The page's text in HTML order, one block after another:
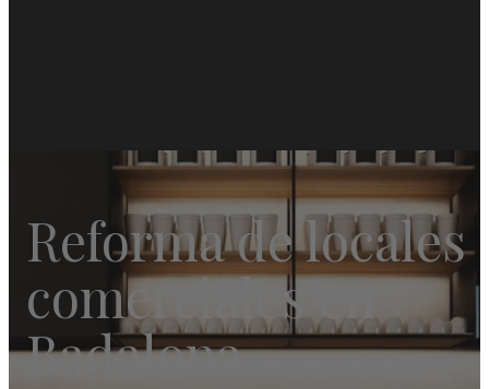
Reforma de locales
comerciales en
Badalona